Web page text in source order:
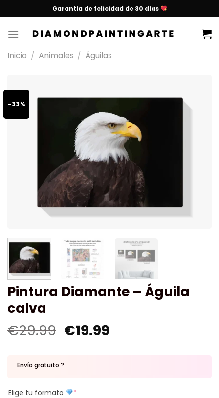
Garantía de felicidad de 30 días
Inicio / Animales / Águilas
-33%
Pintura Diamante – Águila
calva
€29.99 €19.99
Envío gratuito ?
Elige tu formato *